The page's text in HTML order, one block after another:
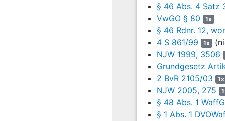
5
Im vorigen Sinne
sowie § 13 Abs.
zutreffend auf §
Waffen
ist. Danach
einer
10 Jahre noch
a.a.O., § 5 Rdnr.
§ 46 Abs. 4 Satz
VwGO § 80
1x
§ 46 Rdnr. 12,
4 S 861/99
1x
NJW 1999, 3506
Grundgesetz
2 BvR 2105/03 1x
NJW 2005, 275
§ 48 Abs. 1 WaffG
§ 1 Abs. 1